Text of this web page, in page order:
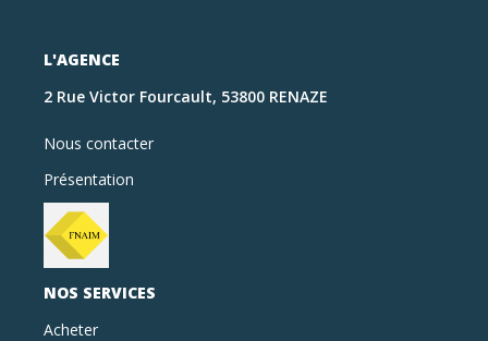
L'AGENCE
2 Rue Victor Fourcault, 53800 RENAZE
Nous contacter
Présentation
NOS SERVICES
Acheter